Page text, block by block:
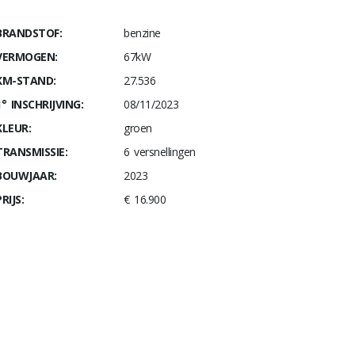
benzine
67kW
STAND:
27.536
INSCHRIJVING:
08/11/2023
groen
6 versnellingen
2023
€ 16.900